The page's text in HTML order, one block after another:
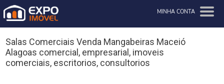
MINHA CONTA
Salas Comerciais Venda Mangabeiras Maceió
Alagoas comercial, empresarial, imoveis
comerciais, escritorios, consultorios